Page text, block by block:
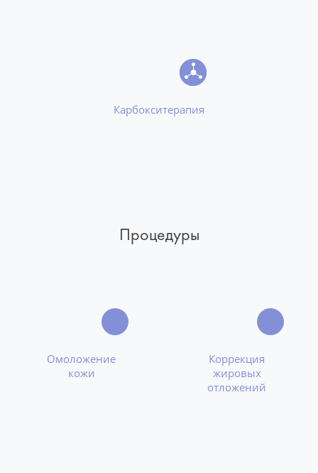
Карбокситерапия
Процедуры
Омоложение
кожи
Коррекция
жировых
отложений